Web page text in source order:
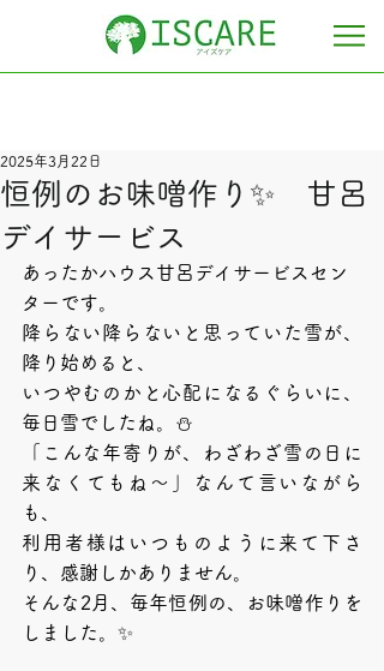
恒例のお味噌作り✨ 甘呂
デイサービス
2025年3月22日
あったかハウス甘呂デイサービスセン
ターです。
降らない降らないと思っていた雪が、
降り始めると、
いつやむのかと心配になるぐらいに、
毎日雪でしたね。⛄️
「こんな年寄りが、わざわざ雪の日に
来なくてもね～」なんて言いながら
も、
利用者様はいつものように来て下さ
り、感謝しかありません。
そんな2月、毎年恒例の、お味噌作りを
しました。✨